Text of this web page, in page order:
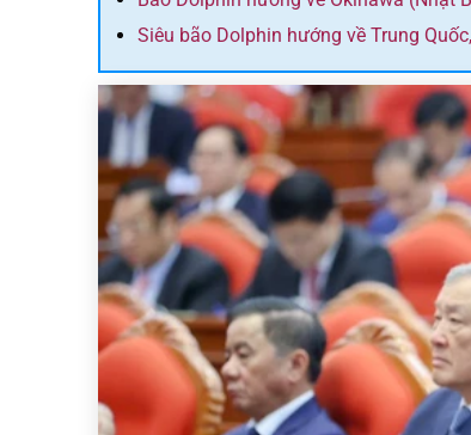
Siêu bão Dolphin hướng về Trung